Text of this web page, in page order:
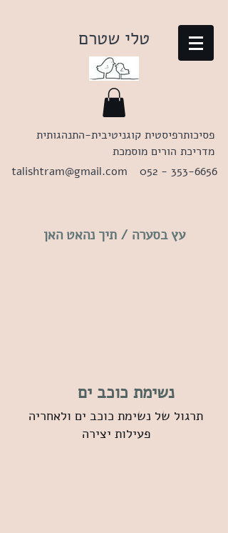
טלי שטרם
פסיכותרפיסטית קוגניטיבית-התנהגותית
מדריכת הורים מוסמכת
talishtram@gmail.com
052 - 353-6656
עץ בסערה / תיך נהאט האן
נשימת כוכב ים
תרגול של נשימת כוכב ים ולאחריה
פעילות יצירה